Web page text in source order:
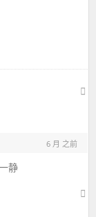
6 月 之前
静